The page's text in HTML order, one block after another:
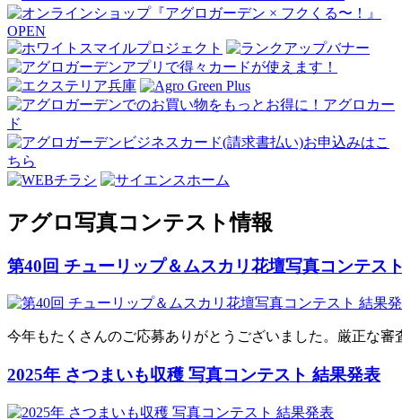
アグロ写真コンテスト情報
第40回 チューリップ＆ムスカリ花壇写真コンテス
今年もたくさんのご応募ありがとうございました。厳正な
2025年 さつまいも収穫 写真コンテスト 結果発表